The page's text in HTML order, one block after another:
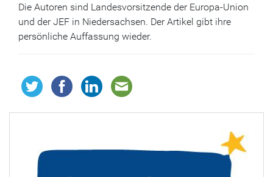
Die Autoren sind Landesvorsitzende der Europa-Union
und der JEF in Niedersachsen. Der Artikel gibt ihre
persönliche Auffassung wieder.